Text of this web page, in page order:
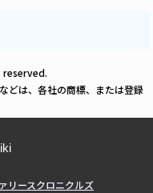
どは、各社の商標、または登録
リースクロニクルズ